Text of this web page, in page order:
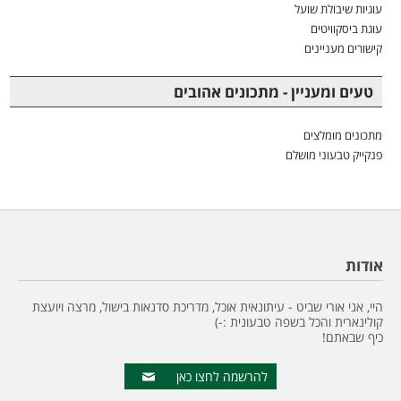
עוגיות שיבולת שועל
עוגת ביסקוויטים
קישורים מעניינים
טעים ומעניין - מתכונים אהובים
מתכונים מומלצים
פנקייק טבעוני מושלם
אודות
היי, אני אורי שביט - עיתונאית אוכל, מדריכת סדנאות בישול, מרצה ויועצת
קולינארית והכל בשפה טבעונית :-)
כיף שבאתם!
להרשמה לחצו כאן